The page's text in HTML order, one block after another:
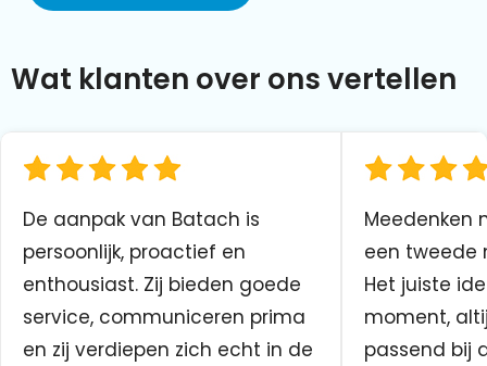
Wat klanten over ons vertellen
De aanpak van Batach is
persoonlijk, proactief en
enthousiast. Zij bieden goede
service, communiceren prima
en zij verdiepen zich echt in de
Meedenken
een tweede
Het juiste
moment,
passend bij